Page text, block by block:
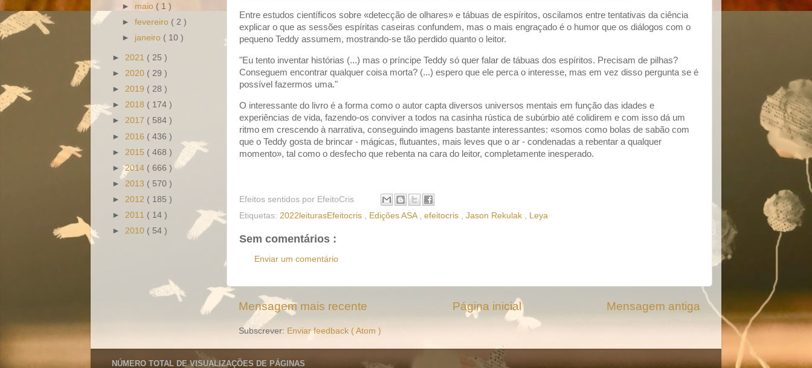
Entre estudos científicos sobre «detecção de olhares» e tábuas de espíritos, oscilamos entre tentativas da ciência
explicar o que as sessões espíritas caseiras confundem, mas o mais engraçado é o humor que os diálogos com o
pequeno Teddy assumem, mostrando-se tão perdido quanto o leitor.
"Eu tento inventar histórias (...) mas o príncipe Teddy só quer falar de tábuas dos espíritos. Precisam de pilhas?
Conseguem encontrar qualquer coisa morta? (...) espero que ele perca o interesse, mas em vez disso pergunta se é
possível fazermos uma."
O interessante do livro é a forma como o autor capta diversos universos mentais em função das idades e
experiências de vida, fazendo-os conviver a todos na casinha rústica de subúrbio até colidirem e com isso dá um
ritmo em crescendo à narrativa, conseguindo imagens bastante interessantes: «somos como bolas de sabão com
que o Teddy gosta de brincar - mágicas, flutuantes, mais leves que o ar - condenadas a rebentar a qualquer
momento», tal como o desfecho que rebenta na cara do leitor, completamente inesperado.
Efeitos sentidos por EfeitoCris
Etiquetas: 2022leiturasEfeitocris , Edições ASA , efeitocris , Jason Rekulak , Leya
Sem comentários :
Enviar um comentário
Mensagem mais recente Mensagem antiga
Página inicial
Subscrever: Enviar feedback ( Atom )
► maio ( 1 )
►fevereiro ( 2 )
► janeiro ( 10 )
► 2021 ( 25 )
► 2020 ( 29 )
► 2019 ( 28 )
► 2018 ( 174 )
► 2017 ( 584 )
► 2016 ( 436 )
► 2015 ( 468 )
►2014 ( 666 )
► 2013 ( 570 )
► 2012 ( 185 )
► 2011 ( 14 )
► 2010 ( 54 )
NÚMERO TOTAL DE VISUALIZAÇÕES DE PÁGINAS